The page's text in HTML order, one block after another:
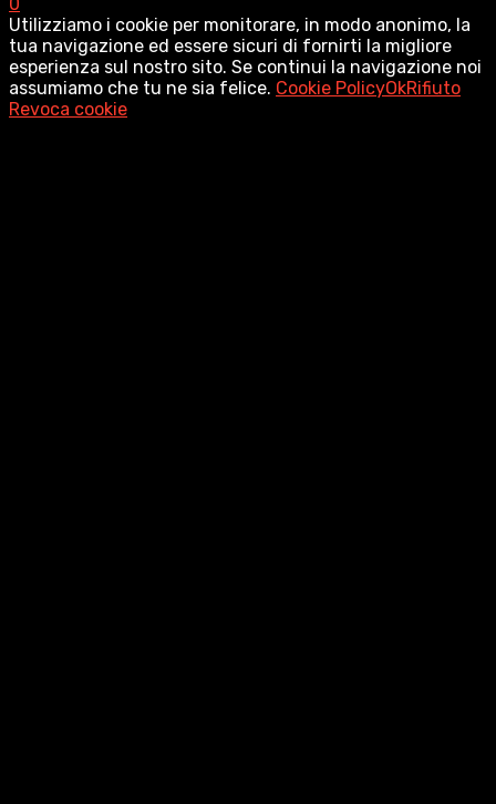
Utilizziamo i cookie per monitorare, in modo anonimo, la
tua navigazione ed essere sicuri di fornirti la migliore
esperienza sul nostro sito. Se continui la navigazione noi
assumiamo che tu ne sia felice. Cookie PolicyOkRifiuto
Revoca cookie